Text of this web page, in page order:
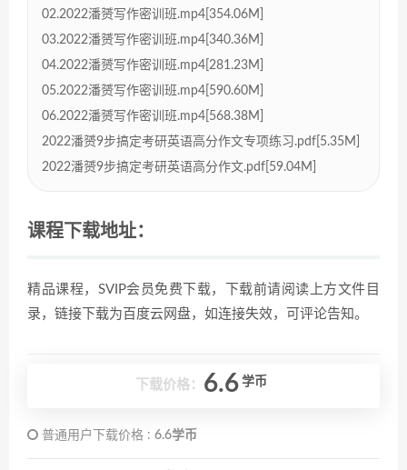
02.2022潘赟写作密训班.mp4[354.06M]
03.2022潘赟写作密训班.mp4[340.36M]
04.2022潘赟写作密训班.mp4[281.23M]
05.2022潘赟写作密训班.mp4[590.60M]
06.2022潘赟写作密训班.mp4[568.38M]
2022潘赟9步搞定考研英语高分作文专项练习.pdf[5.35M]
2022潘赟9步搞定考研英语高分作文.pdf[59.04M]
课程下载地址：
精品课程，SVIP会员免费下载，下载前请阅读上方文件目
录，链接下载为百度云网盘，如连接失效，可评论告知。
下载价格： 6.6 学币
普通用户下载价格 : 6.6学币